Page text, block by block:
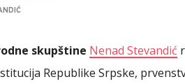
skupštine Nenad Stevandić
Republike Srpske,